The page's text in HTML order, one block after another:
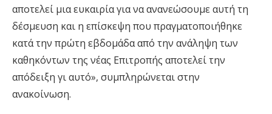
αποτελεί μια ευκαιρία για να ανανεώσουμε αυτή τη
δέσμευση και η επίσκεψη που πραγματοποιήθηκε
κατά την πρώτη εβδομάδα από την ανάληψη των
καθηκόντων της νέας Επιτροπής αποτελεί την
απόδειξη γι αυτό», συμπληρώνεται στην
ανακοίνωση.